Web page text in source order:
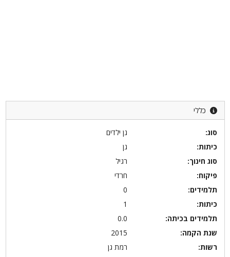
כללי
סוג:
גן ילדים
כיתות:
גן
סוג חינוך:
רגיל
פיקוח:
חרדי
תלמידים:
0
כיתות:
1
תלמידים בכיתה:
0.0
שנת הקמה:
2015
רשות:
רמת גן